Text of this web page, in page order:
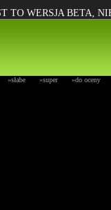
TO WERSJA BETA,
»słabe »super »do oceny